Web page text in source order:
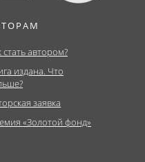
стать автором?
издана. Что
заявка
«Золотой фонд»